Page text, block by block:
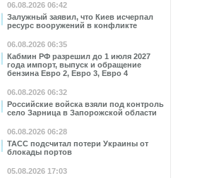
06.08.2026 06:42
Залужный заявил, что Киев исчерпал
ресурс вооружений в конфликте
06.08.2026 06:35
Кабмин РФ разрешил до 1 июля 2027
года импорт, выпуск и обращение
бензина Евро 2, Евро 3, Евро 4
06.08.2026 06:32
Российские войска взяли под контроль
село Зарница в Запорожской области
06.08.2026 06:28
ТАСС подсчитал потери Украины от
блокады портов
05.08.2026 17:03